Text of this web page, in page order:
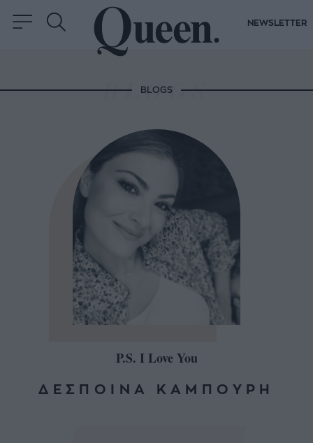
NEWSLETTER
BLOGS
P.S. I Love You
ΔΕΣΠΟΙΝΑ ΚΑΜΠΟΥΡΗ